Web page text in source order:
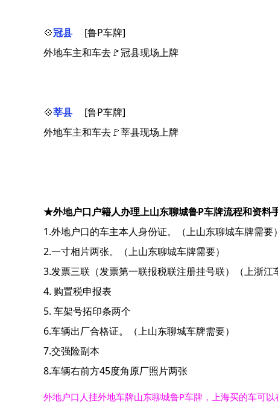
💠冠县
[鲁P车牌]
外地车主和车去🚩冠县现场上牌
💠莘县
[鲁P车牌]
外地车主和车去🚩莘县现场上牌
★外地户口户籍人办理上山东聊城鲁P车牌流程和资料
1.外地户口的车主本人身份证。（上山东聊城车牌需要）
2.一寸相片两张。（上山东聊城车牌需要）
3.发票三联（发票第一联报税联注册挂号联）（上浙江
4. 购置税申报表
5. 车架号拓印条两个
6.车辆出厂合格证。（上山东聊城车牌需要）
7.交强险副本
8.车辆右前方45度角原厂照片两张
外地户口人挂外地车牌山东聊城鲁P车牌，上海买的车可